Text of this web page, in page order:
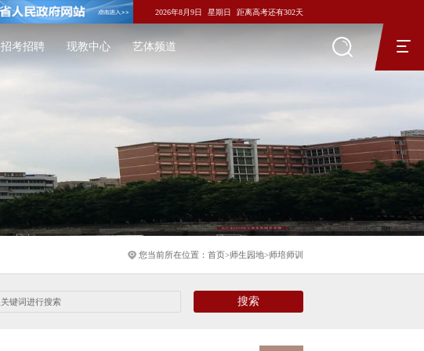
2026年8月9日 星期日 距离高考还有302天
招考招聘 现教中心 艺体频道
您当前所在位置： 首页>师生园地>师培师训
搜索